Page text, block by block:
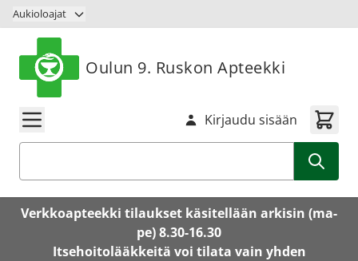
Siirry sisältöön
Aukioloajat
Oulun 9. Ruskon Apteekki
Kirjaudu sisään
Verkkoapteekki tilaukset käsitellään arkisin (ma-
pe) 8.30-16.30
Itsehoitolääkkeitä voi tilata vain yhden